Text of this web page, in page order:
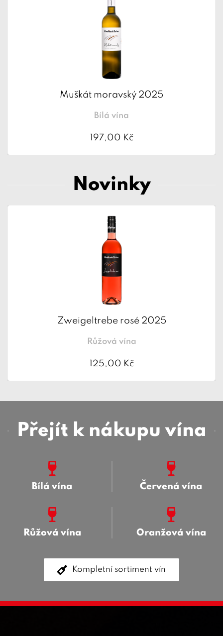
Muškát moravský 2025
Bílá vína
197,00 Kč
Novinky
Zweigeltrebe rosé 2025
Růžová vína
125,00 Kč
Přejít k nákupu vína
Bílá vína Červená vína
Růžová vína Oranžová vína
Kompletní sortiment vín